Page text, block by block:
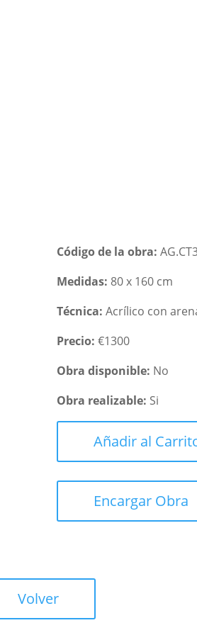
Código de la obra:
Medidas: 80 x 160 cm
Técnica: Acrílico con
Precio: €1300
Obra disponible: No
Obra realizable: Si
Añadir al
Encargar Obra
Volver